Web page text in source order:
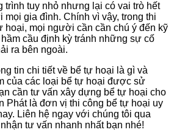
trình tuy nhỏ nhưng lại có vai trò hết
gia đình. Chính vì vậy, trong thi
hoại, mọi người cần cần chú ý đến kỹ
cầu định kỳ tránh những sự cố
ra bên ngoài.
tin chi tiết về bể tự hoại là gì và
của các loại bể tự hoại được sử
cần tư vấn xây dựng bể tự hoại cho
Phát là đơn vị thi công bể tự hoại uy
Liên hệ ngay với chúng tôi qua
tư vấn nhanh nhất bạn nhé!